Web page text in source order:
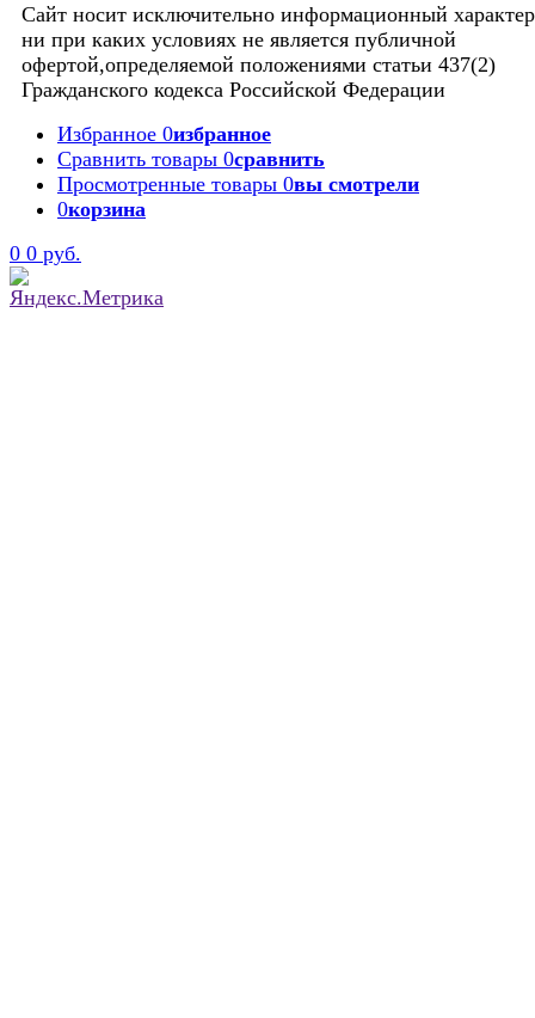
Сайт носит исключительно информационный
ни при каких условиях не является публичной
офертой,определяемой положениями статьи 437(2)
Гражданского кодекса Российской Федерации
Избранное 0избранное
Сравнить товары 0сравнить
Просмотренные товары 0вы смотрели
0корзина
0 0 руб.